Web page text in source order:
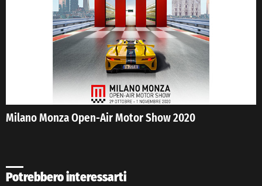
Milano Monza Open-Air Motor Show 2020
Potrebbero interessarti